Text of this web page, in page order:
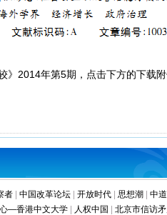
》2014年第5期，点击下方的下载
者 中国改革论坛 开放时代 思想潮
中
—香港中文大学 人权中国
北京市信访